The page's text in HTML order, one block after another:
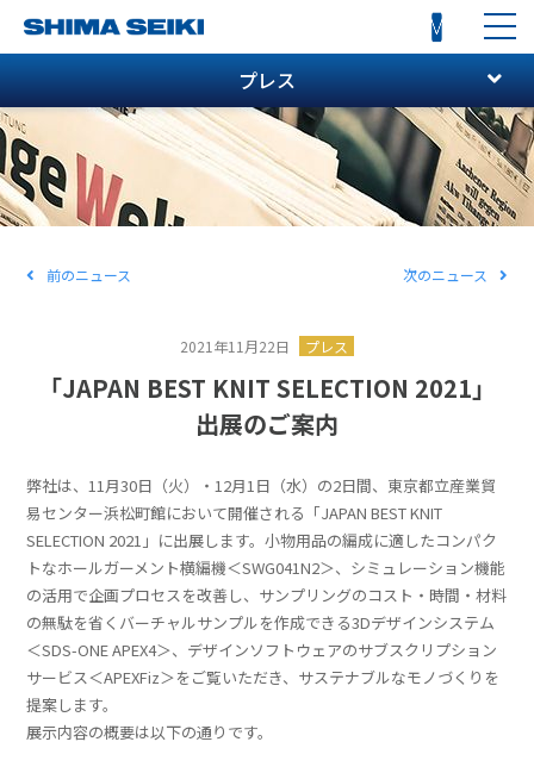
プレス
次のニュース
前のニュース
2021年11月22日 プレス
「JAPAN BEST KNIT SELECTION 2021」
出展のご案内
弊社は、11月30日（火）・12月1日（水）の2日間、東京都立産業貿
易センター浜松町館において開催される「JAPAN BEST KNIT
SELECTION 2021」に出展します。小物用品の編成に適したコンパク
トなホールガーメント横編機＜SWG041N2＞、シミュレーション機能
の活用で企画プロセスを改善し、サンプリングのコスト・時間・材料
の無駄を省くバーチャルサンプルを作成できる3Dデザインシステム
＜SDS-ONE APEX4＞、デザインソフトウェアのサブスクリプション
サービス＜APEXFiz＞をご覧いただき、サステナブルなモノづくりを
提案します。
展示内容の概要は以下の通りです。